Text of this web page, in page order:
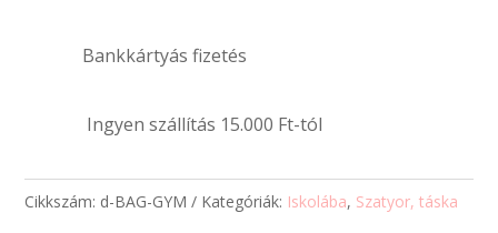
Bankkártyás fizetés
Ingyen szállítás 15.000 Ft-tól
Cikkszám: d-BAG-GYM Kategóriák: Iskolába, Szatyor, táska